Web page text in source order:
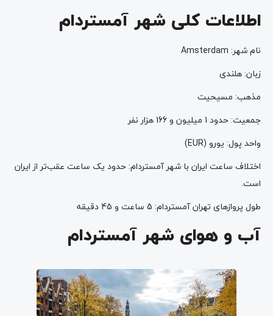
اطلاعات کلی شهر آمستردام
نام شهر: Amsterdam
زبان: هلندی
مذهب: مسیحیت
جمعیت: حدود 1 میلیون و 166 هزار نفر
واحد پول: یورو (EUR)
اختلاف ساعت ایران با شهر آمستردام: حدود یک ساعت عقب‌تر از ایران
است.
طول پروازهای تهران آمستردام: 5 ساعت و 45 دقیقه
آب و هوای شهر آمستردام